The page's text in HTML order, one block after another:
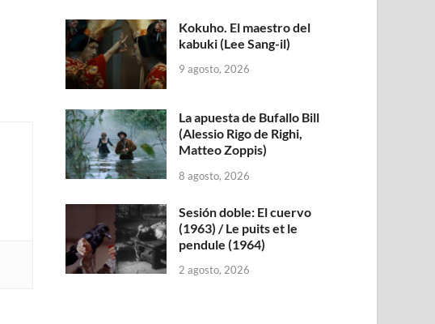
Kokuho. El maestro del
kabuki (Lee Sang-il)
9 agosto, 2026
La apuesta de Bufallo Bill
(Alessio Rigo de Righi,
Matteo Zoppis)
8 agosto, 2026
Sesión doble: El cuervo
(1963) / Le puits et le
pendule (1964)
2 agosto, 2026